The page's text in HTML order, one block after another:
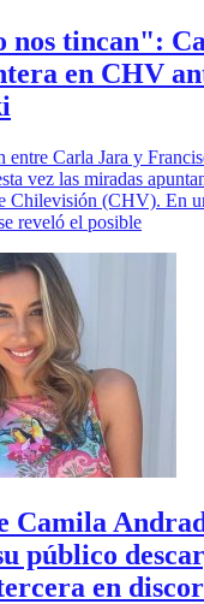
nos tincan":
en CHV
entre Carla Jara y
vez las miradas
Chilevisión (CHV). En
reveló el posible
Camila
público
en